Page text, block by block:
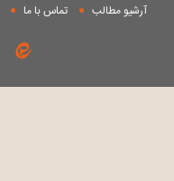
آرشیو مطالب تماس با ما